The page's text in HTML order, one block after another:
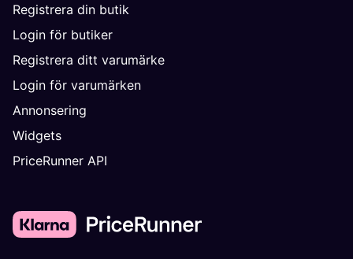
Registrera din butik
Login för butiker
Registrera ditt varumärke
Login för varumärken
Annonsering
Widgets
PriceRunner API